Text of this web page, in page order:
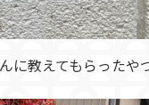
に教えてもらったや